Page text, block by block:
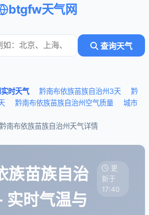
btgfw天气网
查询天气
时天气 黔南布依族苗族自治州3天
黔
黔南布依族苗族自治州空气质量
城市
黔南布依族苗族自治州天气详情
族苗族自治
实时气温与
更
新于
17:40